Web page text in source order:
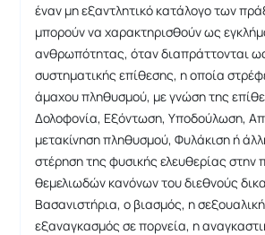
έναν μη εξαντλητικό κατάλογο των
μπορούν να χαρακτηρισθούν ως
ανθρωπότητας, όταν διαπράττονται
συστηματικής επίθεσης, η οποία
άμαχου πληθυσμού, με γνώση της
Δολοφονία, Εξόντωση, Υποδούλωση,
μετακίνηση πληθυσμού, Φυλάκιση ή
στέρηση της φυσικής ελευθερίας
θεμελιωδών κανόνων του διεθνούς
Βασανιστήρια, ο βιασμός, η
εξαναγκασμός σε πορνεία, η